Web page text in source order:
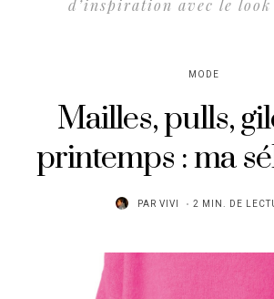
d’inspiration avec le
MODE
Mailles, pulls,
printemps : ma
PAR VIVI 2 MIN. DE